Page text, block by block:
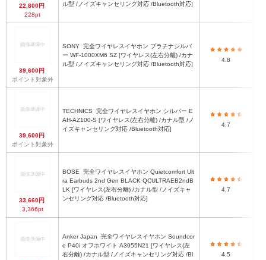
22,800円
228pt
ル型 /ノイズキャンセリング対応 /Bluetooth対応]
39,600円
ポイント対象外
SONY
ー WF-1000XM6 SZ [ワイヤレス(左右分離) /カナ
ル型 /ノイズキャンセリング対応 /Bluetooth対応]
4.8
39,600円
ポイント対象外
TECHNICS
AH-AZ100-S [ワイヤレス(左右分離) /カナル型 /ノ
イズキャンセリング対応 /Bluetooth対応]
4.7
33,660円
3,366pt
BOSE
ra Earbuds 2nd Gen BLACK QCULTRAEB2ndB
LK [ワイヤレス(左右分離) /カナル型 /ノイズキャ
ンセリング対応 /Bluetooth対応]
4.7
Anker Japan
e P40i オフホワイト A3955N21 [ワイヤレス(左
右分離) /カナル型 /ノイズキャンセリング対応 /Bl
4.5